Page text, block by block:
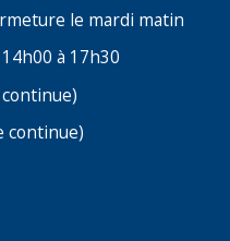
le mardi matin
à 17h30
continue)